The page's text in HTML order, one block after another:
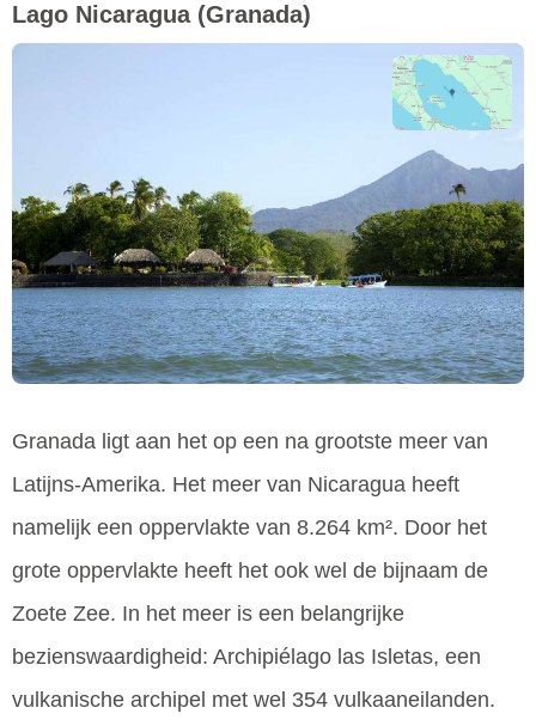
Lago Nicaragua (Granada)
Granada ligt aan het op een na grootste meer van
Latijns-Amerika. Het meer van Nicaragua heeft
namelijk een oppervlakte van 8.264 km². Door het
grote oppervlakte heeft het ook wel de bijnaam de
Zoete Zee. In het meer is een belangrijke
bezienswaardigheid: Archipiélago las Isletas, een
vulkanische archipel met wel 354 vulkaaneilanden.